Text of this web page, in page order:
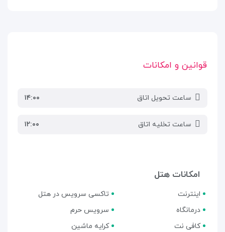
قوانین و امکانات
ساعت تحویل اتاق ۱۴:۰۰
ساعت تخلیه اتاق ۱۲:۰۰
امکانات هتل
اینترنت
تاکسی سرویس در هتل
درمانگاه
سرویس حرم
کافی نت
کرایه ماشین